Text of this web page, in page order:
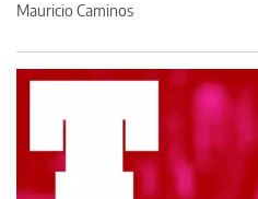
Mauricio Caminos